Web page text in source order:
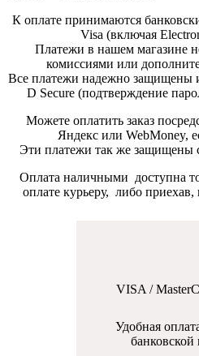
К оплате принимаются
Visa (включая
Платежи в нашем магазине
комиссиями или
Все платежи надежно защищены
D Secure (подтверждение
Можете оплатить заказ
Яндекс или WebMoney,
Эти платежи так же защищены
Оплата наличными доступна
оплате курьеру, либо
VISA /
Удобная
банковской